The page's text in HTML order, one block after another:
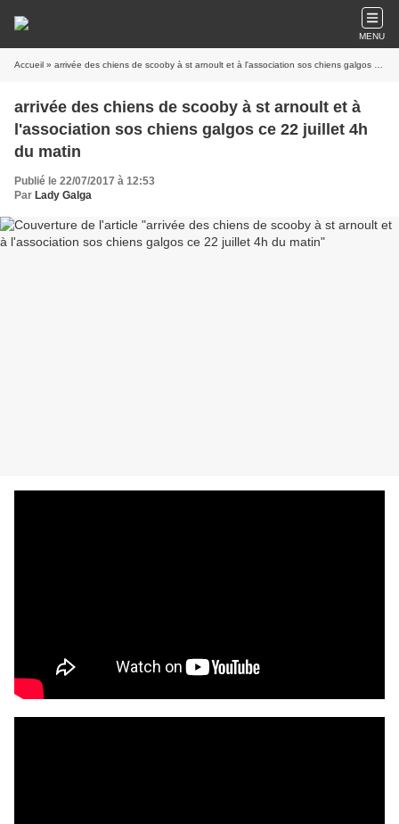
MENU
Accueil » arrivée des chiens de scooby à st arnoult et à l'association sos chiens galgos ce 22 juillet 4h du matin
arrivée des chiens de scooby à st arnoult et à
l'association sos chiens galgos ce 22 juillet 4h
du matin
Publié le 22/07/2017 à 12:53
Par Lady Galga